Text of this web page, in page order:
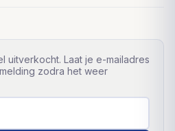
uitverkocht. Laat je e-mailadres
zodra het weer